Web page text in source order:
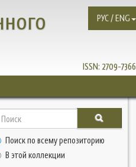
ISSN: 2709-7366
РУС / ENG
Поиск по всему репозиторию
В этой коллекции